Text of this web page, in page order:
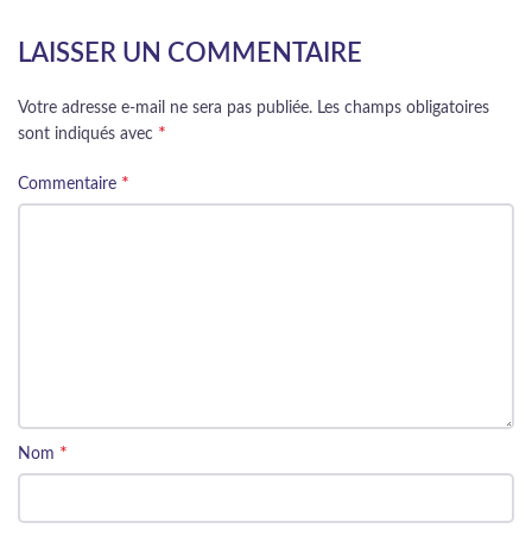
LAISSER UN COMMENTAIRE
Votre adresse e-mail ne sera pas publiée. Les champs obligatoires
sont indiqués avec *
Commentaire *
Nom *